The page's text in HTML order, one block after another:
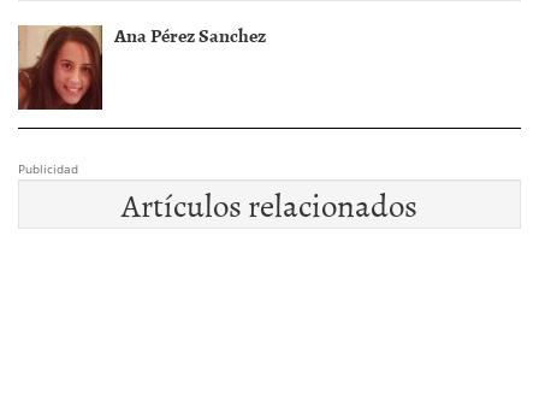
Ana Pérez Sanchez
Publicidad
Artículos relacionados